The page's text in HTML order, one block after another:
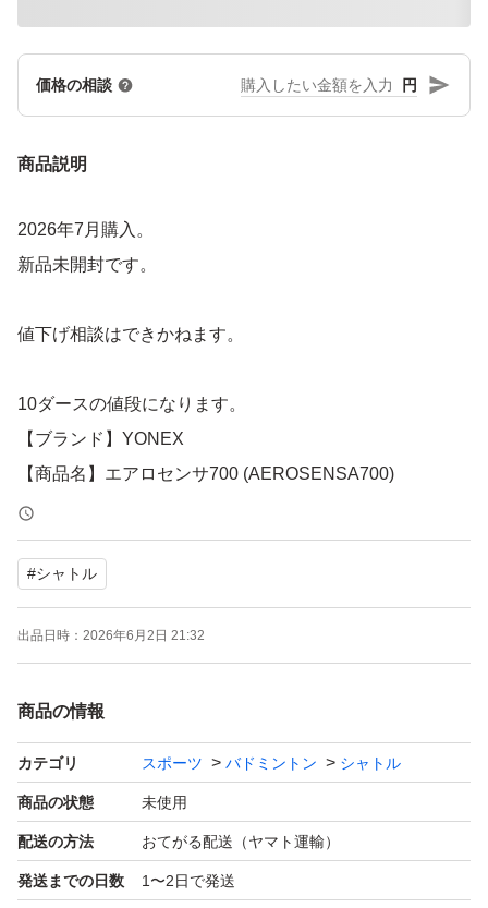
価格の相談 円
商品説明
2026年7月購入。
新品未開封です。
値下げ相談はできかねます。
10ダースの値段になります。
【ブランド】YONEX
【商品名】エアロセンサ700 (AEROSENSA700)
【型番】AS-700
【番手】4番
【数量】10ダース（120個）
【商品の状態】未開封の新品です。
#シャトル
出品日時： 2026年6月2日 21:32
商品の情報
カテゴリ スポーツ バドミントン シャトル
商品の状態 未使用
配送の方法 おてがる配送（ヤマト運輸）
発送までの日数 1〜2日で発送